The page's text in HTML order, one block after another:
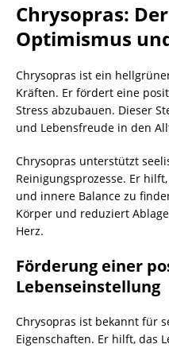
Chrysopras:
Optimismus
Chrysopras ist ein
Kräften. Er fördert eine
Stress abzubauen. Dieser
und Lebensfreude in den
Chrysopras unterstützt
Reinigungsprozesse. Er
und innere Balance zu
Körper und reduziert
Herz.
Förderung einer
Lebenseinstellung
Chrysopras ist bekannt für
Eigenschaften. Er hilft, das